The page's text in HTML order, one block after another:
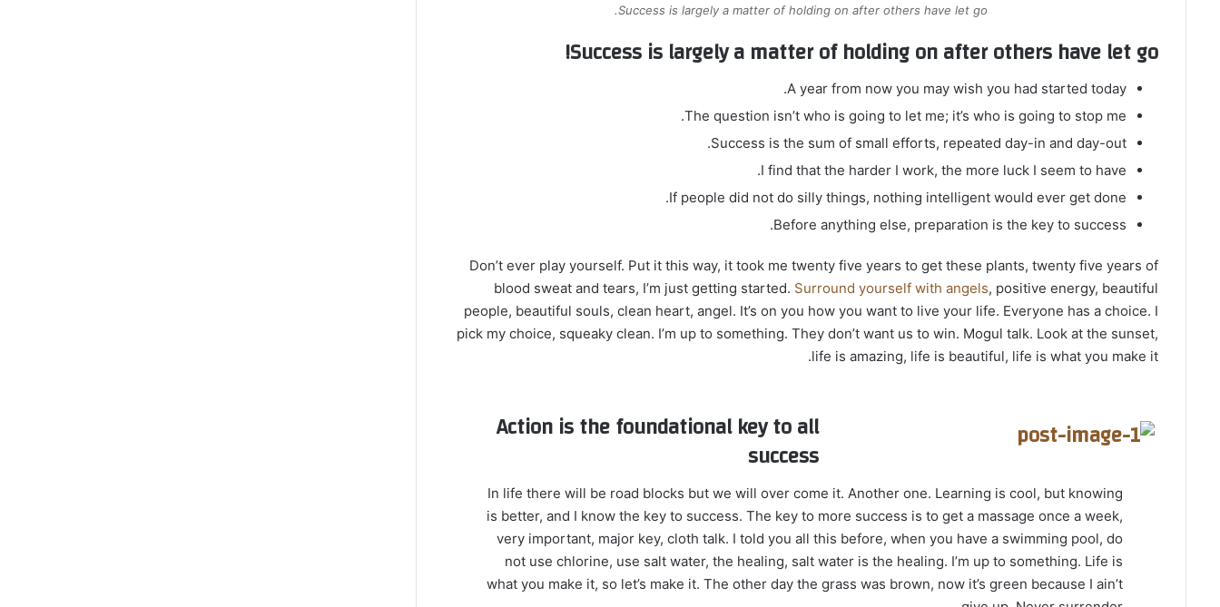
Success is largely a matter of holding on after others have let go.
Success is largely a matter of holding on after others have let go!
A year from now you may wish you had started today.
The question isn’t who is going to let me; it’s who is going to stop me.
Success is the sum of small efforts, repeated day-in and day-out.
I find that the harder I work, the more luck I seem to have.
If people did not do silly things, nothing intelligent would ever get done.
Before anything else, preparation is the key to success.
Don’t ever play yourself. Put it this way, it took me twenty five years to get these plants, twenty five years of
blood sweat and tears, I’m just getting started. Surround yourself with angels, positive energy, beautiful
people, beautiful souls, clean heart, angel. It’s on you how you want to live your life. Everyone has a choice. I
pick my choice, squeaky clean. I’m up to something. They don’t want us to win. Mogul talk. Look at the sunset,
life is amazing, life is beautiful, life is what you make it.
Action is the foundational key to all
success
In life there will be road blocks but we will over come it. Another one. Learning is cool, but knowing
is better, and I know the key to success. The key to more success is to get a massage once a week,
very important, major key, cloth talk. I told you all this before, when you have a swimming pool, do
not use chlorine, use salt water, the healing, salt water is the healing. I’m up to something. Life is
what you make it, so let’s make it. The other day the grass was brown, now it’s green because I ain’t